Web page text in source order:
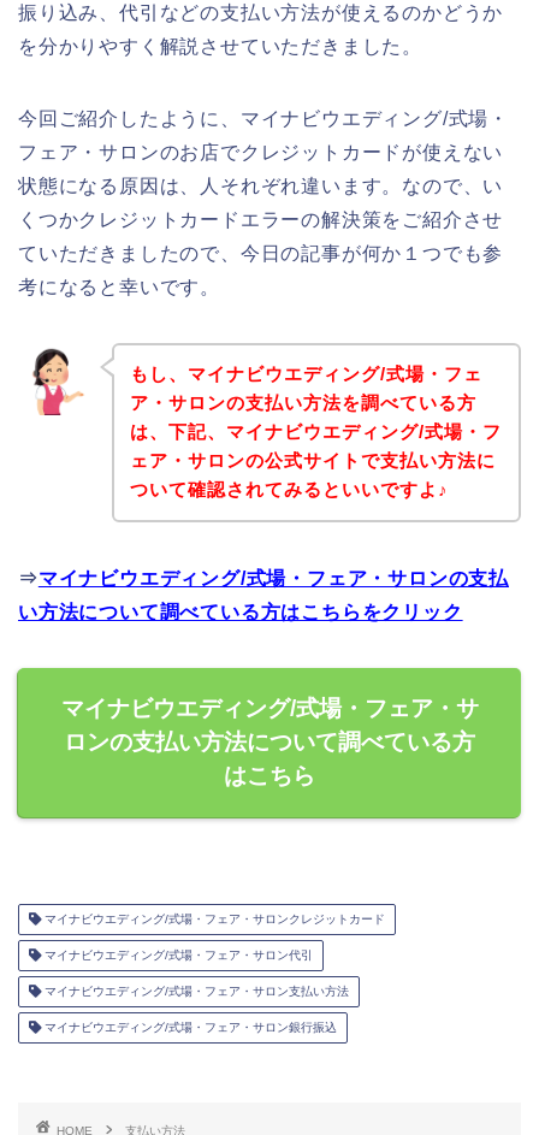
振り込み、代引などの支払い方法が使えるのかどうか
を分かりやすく解説させていただきました。
今回ご紹介したように、マイナビウエディング/式場・
フェア・サロンのお店でクレジットカードが使えない
状態になる原因は、人それぞれ違います。なので、い
くつかクレジットカードエラーの解決策をご紹介させ
ていただきましたので、今日の記事が何か１つでも参
考になると幸いです。
もし、マイナビウエディング/式場・フェ
ア・サロンの支払い方法を調べている方
は、下記、マイナビウエディング/式場・フ
ェア・サロンの公式サイトで支払い方法に
ついて確認されてみるといいですよ♪
⇒マイナビウエディング/式場・フェア・サロンの支払
い方法について調べている方はこちらをクリック
マイナビウエディング/式場・フェア・サ
ロンの支払い方法について調べている方
はこちら
マイナビウエディング/式場・フェア・サロンクレジットカード
マイナビウエディング/式場・フェア・サロン代引
マイナビウエディング/式場・フェア・サロン支払い方法
マイナビウエディング/式場・フェア・サロン銀行振込
HOME 支払い方法